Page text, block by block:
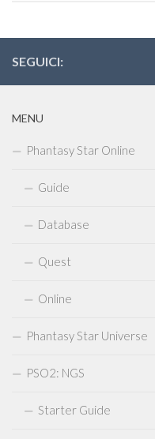
SEGUICI:
MENU
Phantasy Star Online
Guide
Database
Quest
Online
Phantasy Star Universe
PSO2: NGS
Starter Guide